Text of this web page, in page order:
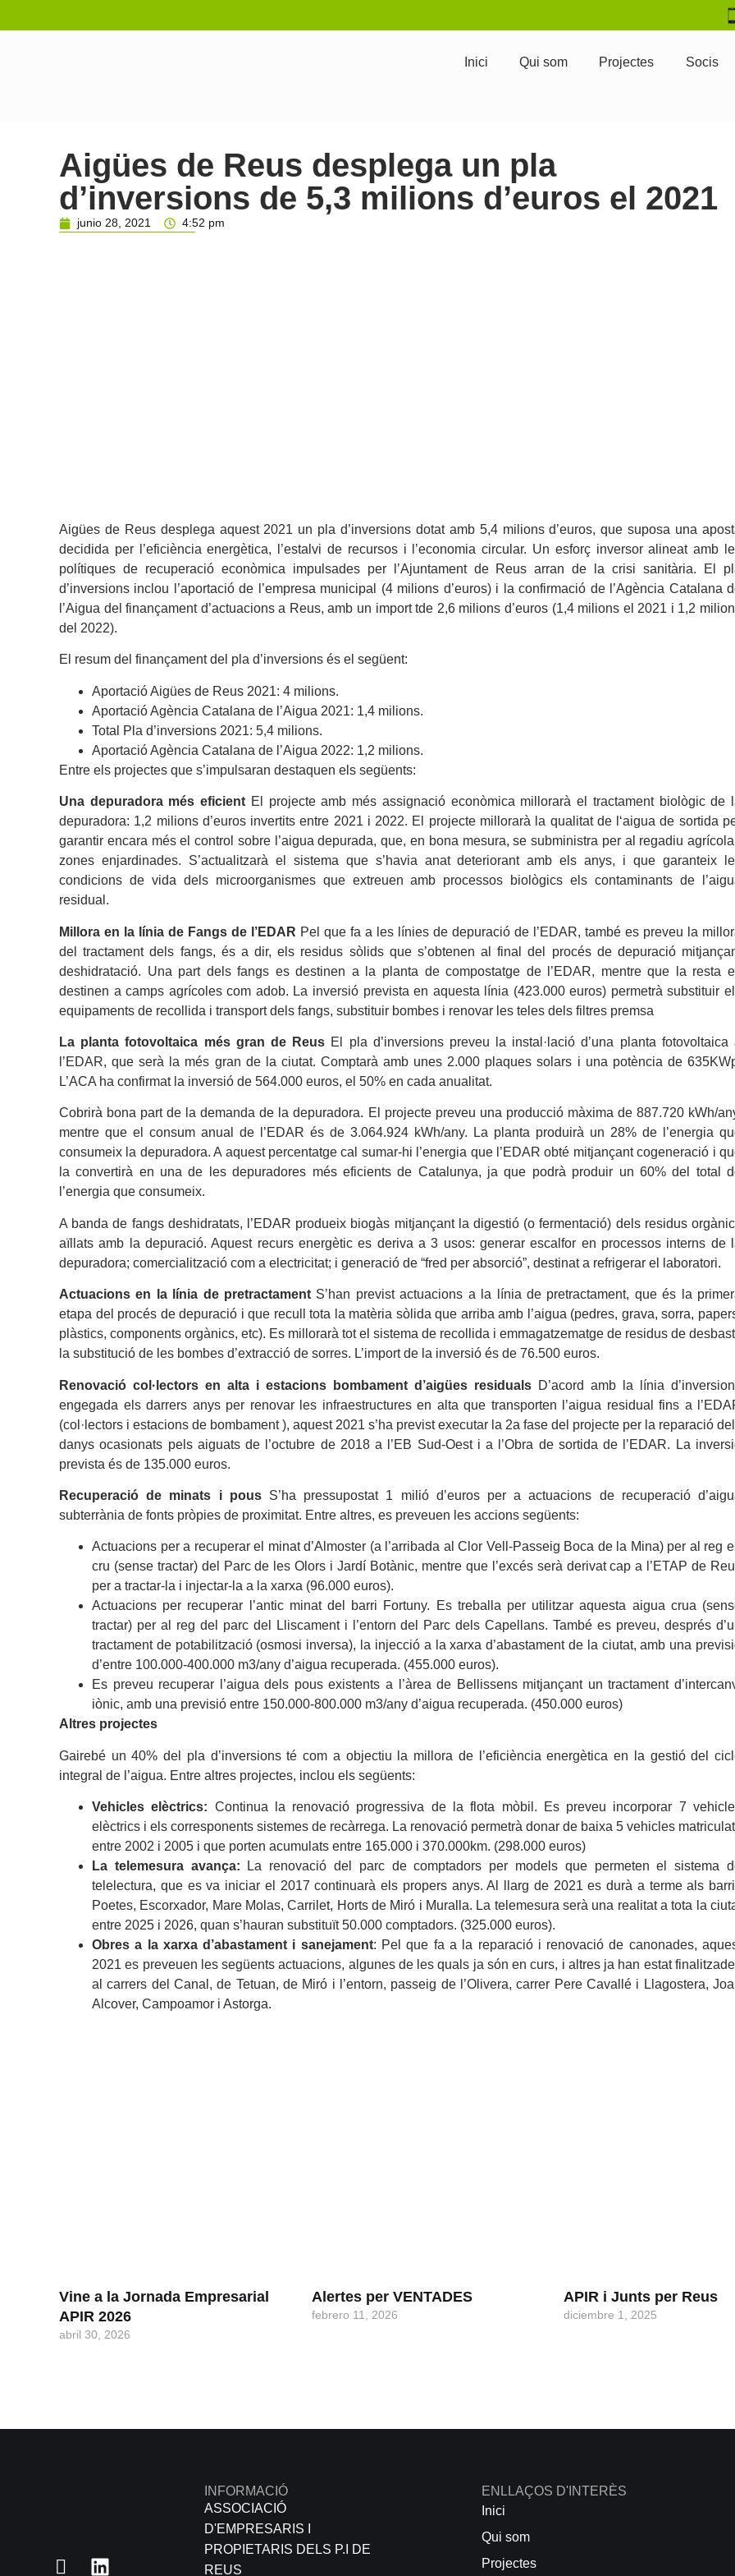
Inici Qui som Projectes Socis
Aigües de Reus desplega un pla
d’inversions de 5,3 milions d’euros el 2021
junio 28, 2021 4:52 pm
Aigües de Reus desplega aquest 2021 un pla d’inversions dotat amb 5,4 milions d’euros, que suposa una
decidida per l’eficiència energètica, l’estalvi de recursos i l’economia circular. Un esforç inversor alineat amb
polítiques de recuperació econòmica impulsades per l’Ajuntament de Reus arran de la crisi sanitària. El
d’inversions inclou l’aportació de l’empresa municipal (4 milions d’euros) i la confirmació de l’Agència Catalana
l’Aigua del finançament d’actuacions a Reus, amb un import tde 2,6 milions d’euros (1,4 milions el 2021 i 1,2
del 2022).
El resum del finançament del pla d’inversions és el següent:
Aportació Aigües de Reus 2021: 4 milions.
Aportació Agència Catalana de l’Aigua 2021: 1,4 milions.
Total Pla d’inversions 2021: 5,4 milions.
Aportació Agència Catalana de l’Aigua 2022: 1,2 milions.
Entre els projectes que s’impulsaran destaquen els següents:
Una depuradora més eficient El projecte amb més assignació econòmica millorarà el tractament biològic de
depuradora: 1,2 milions d’euros invertits entre 2021 i 2022. El projecte millorarà la qualitat de l‘aigua de sortida
garantir encara més el control sobre l’aigua depurada, que, en bona mesura, se subministra per al regadiu
zones enjardinades. S’actualitzarà el sistema que s’havia anat deteriorant amb els anys, i que garanteix
condicions de vida dels microorganismes que extreuen amb processos biològics els contaminants de
residual.
Millora en la línia de Fangs de l’EDAR Pel que fa a les línies de depuració de l’EDAR, també es preveu la
del tractament dels fangs, és a dir, els residus sòlids que s’obtenen al final del procés de depuració
deshidratació. Una part dels fangs es destinen a la planta de compostatge de l’EDAR, mentre que la resta
destinen a camps agrícoles com adob. La inversió prevista en aquesta línia (423.000 euros) permetrà substituir
equipaments de recollida i transport dels fangs, substituir bombes i renovar les teles dels filtres premsa
La planta fotovoltaica més gran de Reus El pla d’inversions preveu la instal·lació d’una planta fotovoltaica
l’EDAR, que serà la més gran de la ciutat. Comptarà amb unes 2.000 plaques solars i una potència de
L’ACA ha confirmat la inversió de 564.000 euros, el 50% en cada anualitat.
Cobrirà bona part de la demanda de la depuradora. El projecte preveu una producció màxima de 887.720 kWh/
mentre que el consum anual de l’EDAR és de 3.064.924 kWh/any. La planta produirà un 28% de l’energia
consumeix la depuradora. A aquest percentatge cal sumar-hi l’energia que l’EDAR obté mitjançant cogeneració i
la convertirà en una de les depuradores més eficients de Catalunya, ja que podrà produir un 60% del total
l’energia que consumeix.
A banda de fangs deshidratats, l’EDAR produeix biogàs mitjançant la digestió (o fermentació) dels residus
aïllats amb la depuració. Aquest recurs energètic es deriva a 3 usos: generar escalfor en processos interns de
depuradora; comercialització com a electricitat; i generació de “fred per absorció”, destinat a refrigerar el laboratori.
Actuacions en la línia de pretractament S’han previst actuacions a la línia de pretractament, que és la
etapa del procés de depuració i que recull tota la matèria sòlida que arriba amb l’aigua (pedres, grava, sorra,
plàstics, components orgànics, etc). Es millorarà tot el sistema de recollida i emmagatzematge de residus de
la substitució de les bombes d’extracció de sorres. L’import de la inversió és de 76.500 euros.
Renovació col·lectors en alta i estacions bombament d’aigües residuals D’acord amb la línia
engegada els darrers anys per renovar les infraestructures en alta que transporten l’aigua residual fins a
(col·lectors i estacions de bombament ), aquest 2021 s’ha previst executar la 2a fase del projecte per la reparació
danys ocasionats pels aiguats de l’octubre de 2018 a l’EB Sud-Oest i a l’Obra de sortida de l’EDAR. La
prevista és de 135.000 euros.
Recuperació de minats i pous S’ha pressupostat 1 milió d’euros per a actuacions de recuperació
subterrània de fonts pròpies de proximitat. Entre altres, es preveuen les accions següents:
Actuacions per a recuperar el minat d’Almoster (a l’arribada al Clor Vell-Passeig Boca de la Mina) per al reg
cru (sense tractar) del Parc de les Olors i Jardí Botànic, mentre que l’excés serà derivat cap a l’ETAP de
per a tractar-la i injectar-la a la xarxa (96.000 euros).
Actuacions per recuperar l’antic minat del barri Fortuny. Es treballa per utilitzar aquesta aigua crua
tractar) per al reg del parc del Lliscament i l’entorn del Parc dels Capellans. També es preveu, després
tractament de potabilització (osmosi inversa), la injecció a la xarxa d’abastament de la ciutat, amb una
d’entre 100.000-400.000 m3/any d’aigua recuperada. (455.000 euros).
Es preveu recuperar l’aigua dels pous existents a l’àrea de Bellissens mitjançant un tractament
iònic, amb una previsió entre 150.000-800.000 m3/any d’aigua recuperada. (450.000 euros)
Altres projectes
Gairebé un 40% del pla d’inversions té com a objectiu la millora de l’eficiència energètica en la gestió del
integral de l’aigua. Entre altres projectes, inclou els següents:
Vehicles elèctrics: Continua la renovació progressiva de la flota mòbil. Es preveu incorporar 7
elèctrics i els corresponents sistemes de recàrrega. La renovació permetrà donar de baixa 5 vehicles
entre 2002 i 2005 i que porten acumulats entre 165.000 i 370.000km. (298.000 euros)
La telemesura avança:
La renovació del parc de comptadors per models que permeten el sistema
telelectura, que es va iniciar el 2017 continuarà els propers anys. Al llarg de 2021 es durà a terme als
Poetes, Escorxador, Mare Molas, Carrilet, Horts de Miró i Muralla. La telemesura serà una realitat a tota la
entre 2025 i 2026, quan s’hauran substituït 50.000 comptadors. (325.000 euros).
Obres a la xarxa d’abastament i sanejament: Pel que fa a la reparació i renovació de canonades,
2021 es preveuen les següents actuacions, algunes de les quals ja són en curs, i altres ja han estat
al carrers del Canal, de Tetuan, de Miró i l’entorn, passeig de l’Olivera, carrer Pere Cavallé i Llagostera,
Alcover, Campoamor i Astorga.
Vine a la Jornada Empresarial
APIR 2026
abril 30, 2026
Alertes per VENTADES
febrero 11, 2026
APIR i Junts per Reus
diciembre 1, 2025
INFORMACIÓ
ASSOCIACIÓ
D'EMPRESARIS I
PROPIETARIS DELS P.I DE
REUS
ENLLAÇOS D'INTERÈS
Inici
Qui som
Projectes